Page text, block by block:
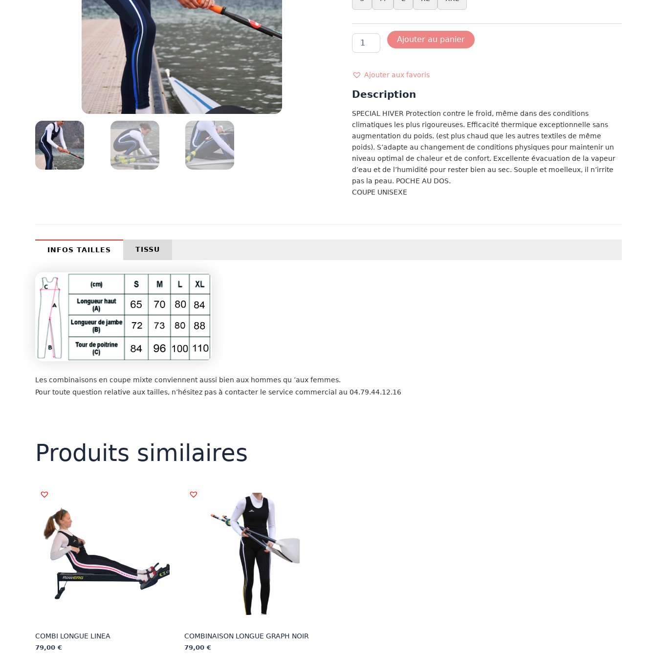
quantité
COMBINAISON
GRAPH
Ajouter au panier
Ajouter aux favoris
Description
SPECIAL HIVER Protection contre le froid, même dans des conditions
climatiques les plus rigoureuses. Efficacité thermique exceptionnelle sans
augmentation du poids. (est plus chaud que les autres textiles de même
poids). S’adapte au changement de conditions physiques pour maintenir un
niveau optimal de chaleur et de confort. Excellente évacuation de la vapeur
d’eau et de l’humidité pour rester bien au sec. Souple et moelleux, il n’irrite
pas la peau. POCHE AU DOS.
COUPE UNISEXE
INFOS TAILLES TISSU
Les combinaisons en coupe mixte conviennent aussi bien aux hommes qu ’aux femmes.
Pour toute question relative aux tailles, n’hésitez pas à contacter le service commercial au 04.79.44.12.16
Produits similaires
COMBI LONGUE LINEA
79,00 €
COMBINAISON LONGUE GRAPH NOIR
79,00 €